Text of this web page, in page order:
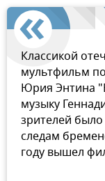
Классикой
мультфильм
Юрия Энтина
музыку
зрителей
следам
году вышел